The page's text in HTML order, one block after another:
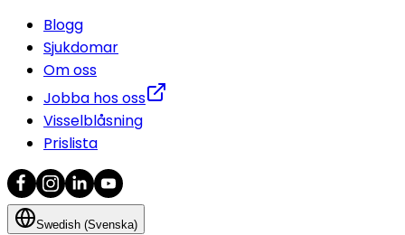
Blogg
Sjukdomar
Om oss
Jobba hos oss
Visselblåsning
Prislista
Swedish (Svenska)